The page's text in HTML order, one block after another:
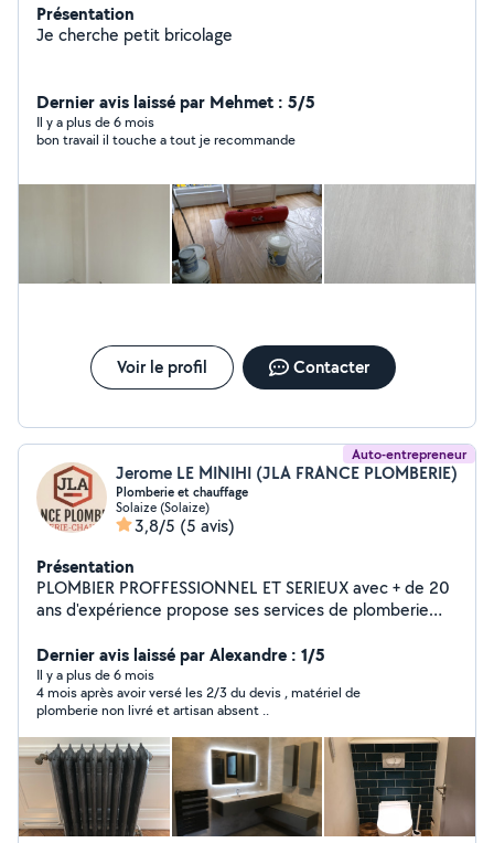
Présentation
Je cherche petit bricolage
Dernier avis laissé par Mehmet : 5/5
Il y a plus de 6 mois
bon travail il touche a tout je recommande
Voir le profil Contacter
Auto-entrepreneur
Jerome LE MINIHI (JLA FRANCE PLOMBERIE)
Plomberie et chauffage
Solaize (Solaize)
3,8/5 (5 avis)
Présentation
PLOMBIER PROFFESSIONNEL ET SERIEUX avec + de 20
ans d'expérience propose ses services de plomberie
GRATUIT *****DEPLACEMENT OFFERT.
*******INTERVENTION LYON ET AGGLOMERATION
DANS UN RAYON DE 30 KM PROBLEME DE
CANALISATION BOUCHEE ? INTERVENTION RAPIDE
PLOMBIER QUALIFIER ET AVEC DE NOMBREUSE ANNEE
D'EXPERIENCE *** INTERVENTION POUR TOUT TYPE
DE DEMANDE POUR PLOMBERIE/CHAUFFAGE TOUT
TYPE DE DEPANNAGE ET REPARATION DE FUITE -salle
de bain complète -remplacement wc -remplacement
Dernier avis laissé par Alexandre : 1/5
Il y a plus de 6 mois
4 mois après avoir versé les 2/3 du devis , matériel de
plomberie non livré et artisan absent ..